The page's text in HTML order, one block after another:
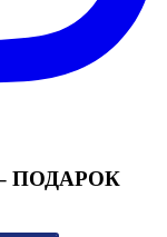
– ПОДАРОК